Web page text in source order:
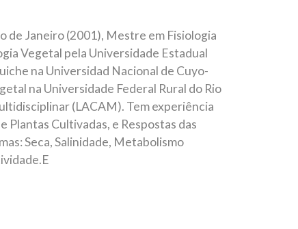
de Janeiro (2001), Mestre em Fisiologia
Vegetal pela Universidade Estadual
na Universidad Nacional de Cuyo-
na Universidade Federal Rural do Rio
(LACAM). Tem experiência
Plantas Cultivadas, e Respostas das
Seca, Salinidade, Metabolismo